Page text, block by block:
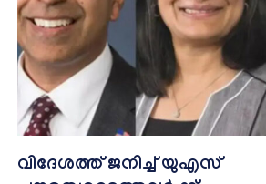
വിദേശത്ത് ജനിച്ച് യുഎസ്